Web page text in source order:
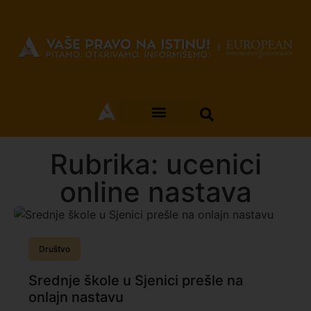
Rubrika: ucenici
online nastava
Društvo
Srednje škole u Sjenici prešle na
onlajn nastavu